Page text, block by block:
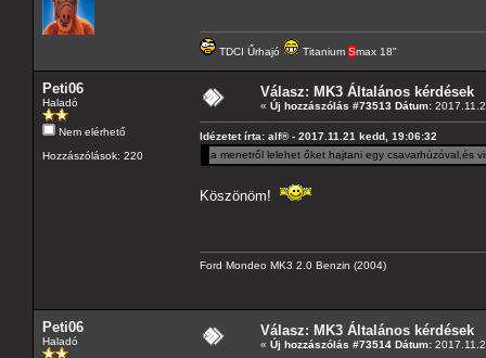
TDCI Űrhajó Titanium Smax 18"
Peti06
Haladó
Nem elérhető
Hozzászólások: 220
Válasz: MK3 Általános kérdések
« Új hozzászólás #73513 Dátum:
Idézetet írta: alf® - 2017.11.21 kedd, 19:06:32
a menetről lelehet őket hajtani egy csavarhúzóval,és
Köszönöm!
Ford Mondeo MK3 2.0 Benzin (2004)
Peti06
Haladó
Válasz: MK3 Általános kérdések
« Új hozzászólás #73514 Dátum: